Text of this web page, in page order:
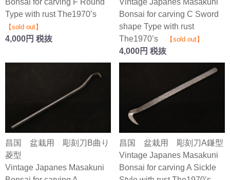
Bonsai for carving F Round
Type with rust The1970’s
【sold out】
4,000円 税抜
Vintage Japanes Masakuni
Bonsai for carving C Sword
shape Type with rust
The1970’s
【sold out】
4,000円 税抜
昌国 盆栽用 彫刻刀B曲り
菱型
Vintage Japanes Masakuni
昌国 盆栽用 彫刻刀A鎌型
Vintage Japanes Masakuni
Bonsai for carving A Sickle